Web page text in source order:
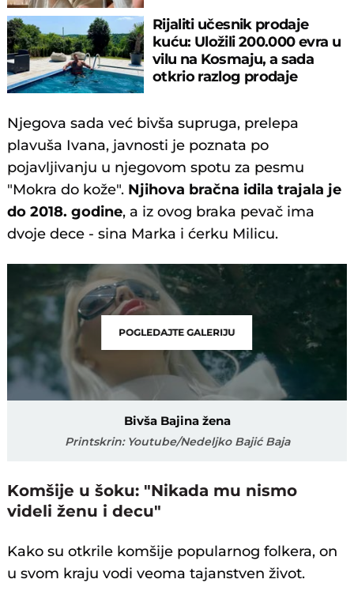
Rijaliti učesnik prodaje
kuću: Uložili 200.000 evra u
vilu na Kosmaju, a sada
otkrio razlog prodaje
Njegova sada već bivša supruga, prelepa
plavuša Ivana, javnosti je poznata po
pojavljivanju u njegovom spotu za pesmu
"Mokra do kože". Njihova bračna idila trajala je
do 2018. godine, a iz ovog braka pevač ima
dvoje dece - sina Marka i ćerku Milicu.
POGLEDAJTE GALERIJU
Bivša Bajina žena
Printskrin: Youtube/Nedeljko Bajić Baja
Komšije u šoku: "Nikada mu nismo
videli ženu i decu"
Kako su otkrile komšije popularnog folkera, on
u svom kraju vodi veoma tajanstven život.